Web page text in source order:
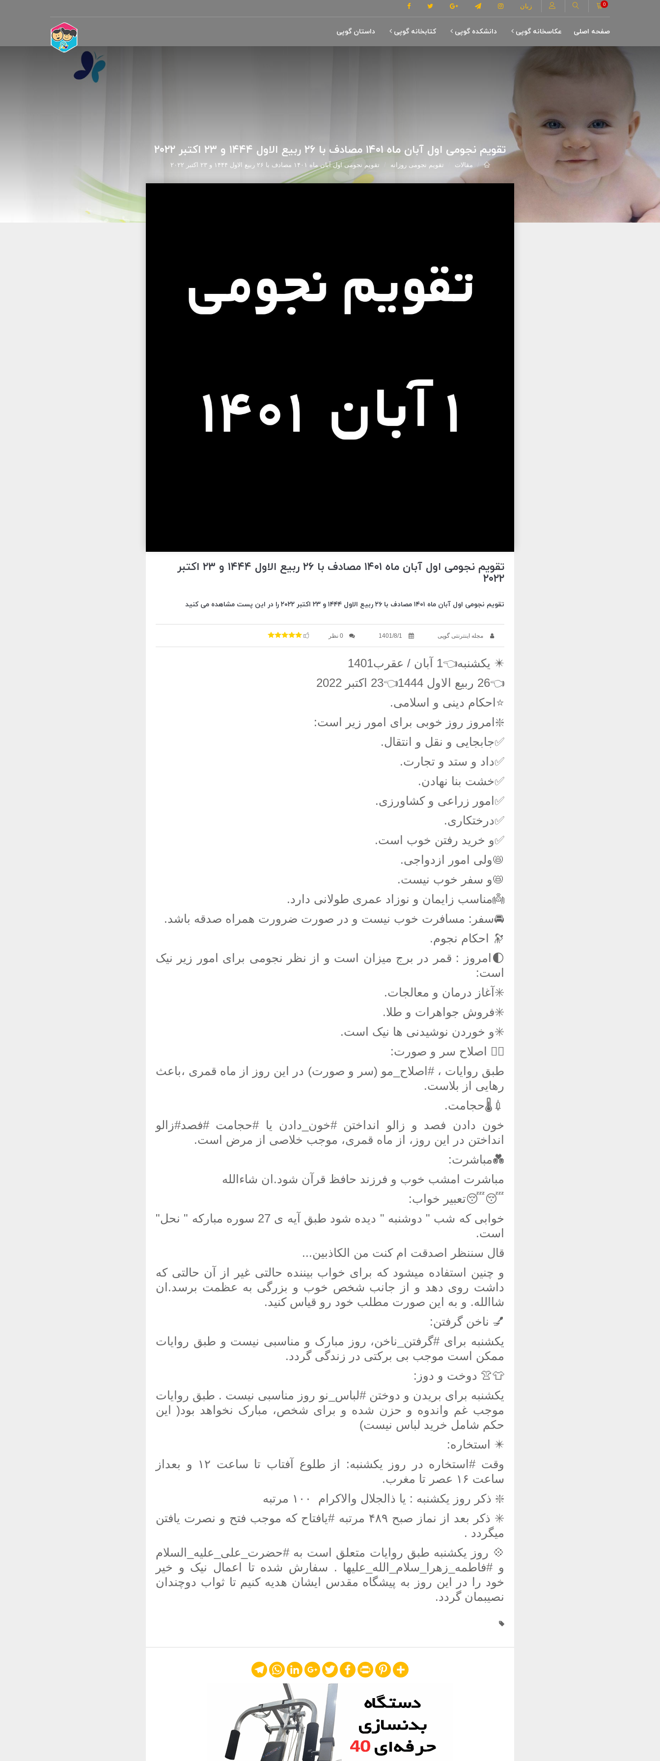
زبان 0
صفحه اصلی عکاسخانه گوپی دانشکده گوپی کتابخانه گوپی داستان گوپی
تقویم نجومی اول آبان ماه ۱۴۰۱ مصادف با ۲۶ ربیع الاول ۱۴۴۴ و ۲۳ اکتبر ۲۰۲۲
مقالات تقویم نجومی روزانه تقویم نجومی اول آبان ماه ۱۴۰۱ مصادف با ۲۶ ربیع الاول ۱۴۴۴ و ۲۳ اکتبر ۲۰۲۲
تقویم نجومی اول آبان ماه ۱۴۰۱ مصادف با ۲۶ ربیع الاول ۱۴۴۴ و ۲۳ اکتبر
۲۰۲۲
تقویم نجومی اول آبان ماه ۱۴۰۱ مصادف با ۲۶ ربیع الاول ۱۴۴۴ و ۲۳ اکتبر ۲۰۲۲ را در این پست مشاهده می کنید
مجله اینترنتی گوپی 1401/8/1 0 نظر
✴️ یکشنبه👈1 آبان / عقرب1401
👈26 ربیع الاول 1444👈23 اکتبر 2022
⭐️احکام دینی و اسلامی.
❇️امروز روز خوبی برای امور زیر است:
✅جابجایی و نقل و انتقال.
✅داد و ستد و تجارت.
✅خشت بنا نهادن.
✅امور زراعی و کشاورزی.
✅درختکاری.
✅و خرید رفتن خوب است.
📛ولی امور ازدواجی.
📛و سفر خوب نیست.
👼مناسب زایمان و نوزاد عمری طولانی دارد.
🚘سفر: مسافرت خوب نیست و در صورت ضرورت همراه صدقه باشد.
🔭 احکام نجوم.
🌓امروز : قمر در برج میزان است و از نظر نجومی برای امور زیر نیک
است:
✳️آغاز درمان و معالجات.
✳️فروش جواهرات و طلا.
✳️و خوردن نوشیدنی ها نیک است.
💇‍♂ اصلاح سر و صورت:
طبق روایات ، #اصلاح_مو (سر و صورت) در این روز از ماه قمری ،باعث
رهایی از بلاست.
💉🌡حجامت.
خون دادن فصد و زالو انداختن #خون_دادن یا #حجامت #فصد#زالو
انداختن در این روز، از ماه قمری، موجب خلاصی از مرض است.
💑مباشرت:
مباشرت امشب خوب و فرزند حافظ قرآن شود.ان شاءالله
😴😴تعبیر خواب:
خوابی که شب " دوشنبه " دیده شود طبق آیه ی 27 سوره مبارکه " نحل"
است.
قال سننظر اصدقت ام کنت من الکاذبین...
و چنین استفاده میشود که برای خواب بیننده حالتی غیر از آن حالتی که
داشت روی دهد و از جانب شخص خوب و بزرگی به عظمت برسد.ان
شاالله. و به این صورت مطلب خود رو قیاس کنید.
💅 ناخن گرفتن:
یکشنبه برای #گرفتن_ناخن، روز مبارک و مناسبی نیست و طبق روایات
ممکن است موجب بی برکتی در زندگی گردد.
👕👚 دوخت و دوز:
یکشنبه برای بریدن و دوختن #لباس_نو روز مناسبی نیست . طبق روایات
موجب غم واندوه و حزن شده و برای شخص، مبارک نخواهد بود‌( این
حکم شامل خرید لباس نیست)
✴️️ استخاره:
وقت #استخاره در روز یکشنبه: از طلوع آفتاب تا ساعت ۱۲ و بعداز
ساعت ۱۶ عصر تا مغرب.
❇️️ ذکر روز یکشنبه : یا ذالجلال والاکرام ۱۰۰ مرتبه
✳️️ ذکر بعد از نماز صبح ۴۸۹ مرتبه #یافتاح که موجب فتح و نصرت یافتن
میگردد .
💠 ️روز یکشنبه طبق روایات متعلق است به #حضرت_علی_علیه_السلام
و #فاطمه_زهرا_سلام_الله_علیها . سفارش شده تا اعمال نیک و خیر
خود را در این روز به پیشگاه مقدس ایشان هدیه کنیم تا ثواب دوچندان
نصیبمان گردد.
Share
Pinterest
Print
Facebook
Twitter
Google+
LinkedIn
WhatsApp
Telegram